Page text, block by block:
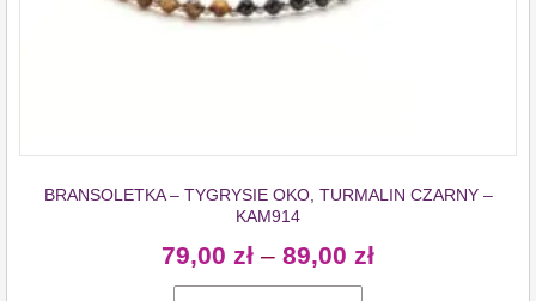
BRANSOLETKA – TYGRYSIE OKO, TURMALIN CZARNY –
KAM914
79,00 zł – 89,00 zł